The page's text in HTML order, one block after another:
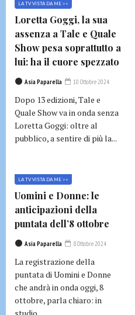
LA TV VISTA DA ME >>
Loretta Goggi, la sua
assenza a Tale e Quale
Show pesa soprattutto a
lui: ha il cuore spezzato
Asia Paparella 10 Ottobre 2024
Dopo 13 edizioni, Tale e
Quale Show va in onda senza
Loretta Goggi: oltre al
pubblico, a sentire di più la...
LA TV VISTA DA ME >>
Uomini e Donne: le
anticipazioni della
puntata dell’8 ottobre
Asia Paparella 8 Ottobre 2024
La registrazione della
puntata di Uomini e Donne
che andrà in onda oggi, 8
ottobre, parla chiaro: in